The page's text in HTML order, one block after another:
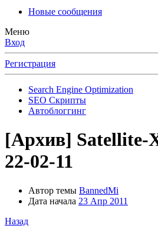
Новые сообщения
Меню
Вход
Регистрация
Search Engine Optimization
SEO Скрипты
Автоблоггинг
[Архив] Satellite-
22-02-11
Автор темы BannedMi
Дата начала 23 Апр 2011
Назад